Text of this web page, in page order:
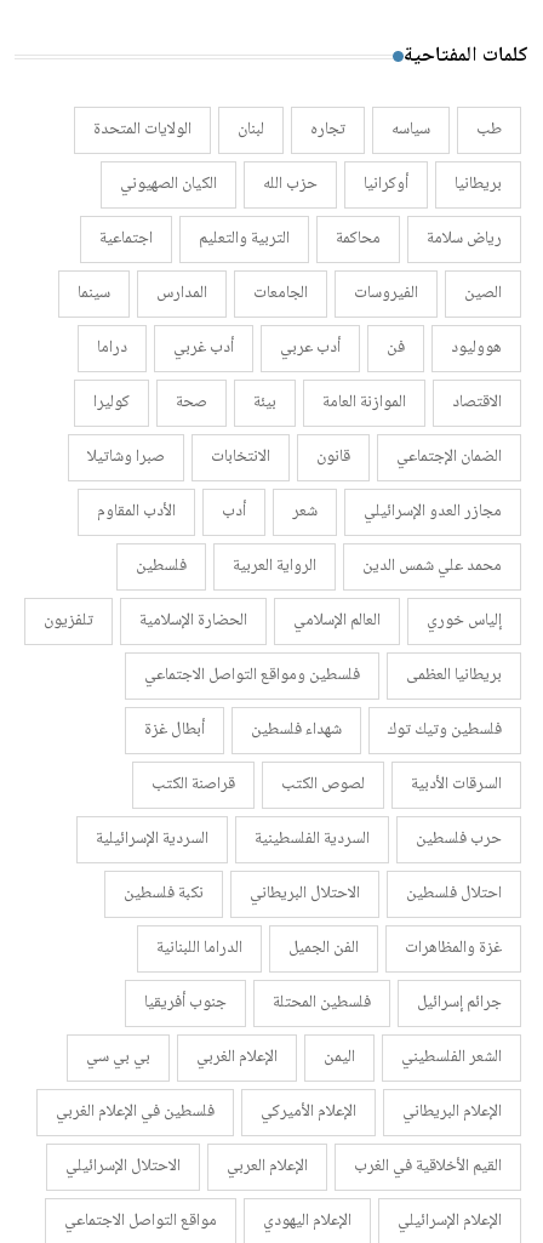
كلمات المفتاحية
طب سياسه تجاره لبنان
الولايات المتحدة
بريطانيا
أوكرانيا حزب الله
الكيان الصهيوني
رياض سلامة
محاكمة التربية والتعليم
اجتماعية
الصين
الفيروسات الجامعات المدارس
سينما
هووليود
فن أدب عربي أدب غربي
دراما
الاقتصاد
الموازنة العامة بيئة صحة
كوليرا
الضمان الإجتماعي
قانون الانتخابات
صبرا وشاتيلا
مجازر العدو الإسرائيلي
شعر أدب
الأدب المقاوم
محمد علي شمس الدين
الرواية العربية
فلسطين
إلياس خوري
العالم الإسلامي الحضارة الإسلامية
تلفزيون
بريطانيا العظمى
فلسطين ومواقع التواصل الاجتماعي
فلسطين وتيك توك
شهداء فلسطين
أبطال غزة
السرقات الأدبية
لصوص الكتب
قراصنة الكتب
حرب فلسطين
السردية الفلسطينية
السردية الإسرائيلية
احتلال فلسطين
الاحتلال البريطاني
نكبة فلسطين
غزة والمظاهرات
الفن الجميل
الدراما اللبنانية
جرائم إسرائيل
فلسطين المحتلة
جنوب أفريقيا
الشعر الفلسطيني
اليمن الإعلام الغربي
بي بي سي
الإعلام البريطاني
الإعلام الأميركي
فلسطين في الإعلام الغربي
القيم الأخلاقية في الغرب
الإعلام العربي
الاحتلال الإسرائيلي
الإعلام الإسرائيلي
الإعلام اليهودي
مواقع التواصل الاجتماعي